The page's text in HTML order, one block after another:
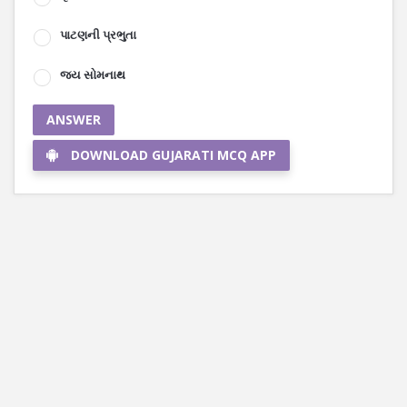
પાટણની પ્રભુતા
જય સોમનાથ
ANSWER
DOWNLOAD GUJARATI MCQ APP